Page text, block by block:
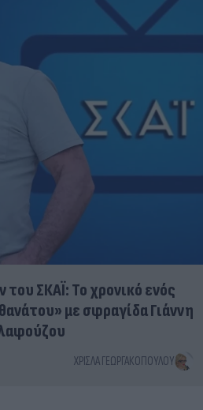
ΣΚΑΪ: Το χρονικό ενός
με σφραγίδα Γιάννη
ΧΡΊΣΛΑ ΓΕΩΡΓΑΚΟΠΟΎΛΟΥ